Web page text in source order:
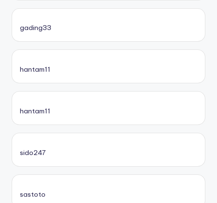
gading33
hantam11
hantam11
sido247
sastoto